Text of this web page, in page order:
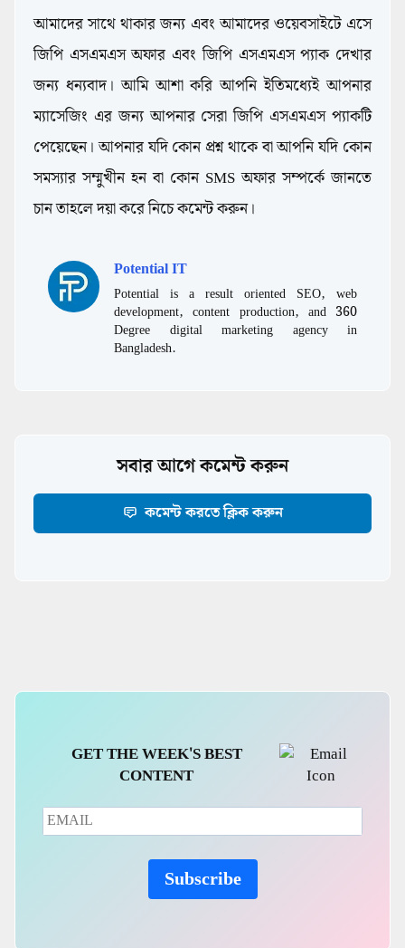
আমাদের সাথে থাকার জন্য এবং আমাদের ওয়েবসাইটে এসে
জিপি এসএমএস অফার এবং জিপি এসএমএস প্যাক দেখার
জন্য ধন্যবাদ। আমি আশা করি আপনি ইতিমধ্যেই আপনার
ম্যাসেজিং এর জন্য আপনার সেরা জিপি এসএমএস প্যাকটি
পেয়েছেন। আপনার যদি কোন প্রশ্ন থাকে বা আপনি যদি কোন
সমস্যার সম্মুখীন হন বা কোন SMS অফার সম্পর্কে জানতে
চান তাহলে দয়া করে নিচে কমেন্ট করুন।
Potential IT
Potential is a result oriented SEO, web
development, content production, and 360
Degree digital marketing agency in
Bangladesh.
সবার আগে কমেন্ট করুন
কমেন্ট করতে ক্লিক করুন
GET THE WEEK'S BEST
CONTENT
Subscribe